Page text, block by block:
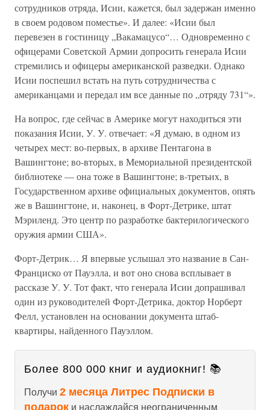
сотрудников отряда, Исии, кажется, был задержан именно
в своем родовом поместье». И далее: «Исии был
перевезен в гостиницу „Вакамацусо“… Одновременно с
офицерами Советской Армии допросить генерала Исии
стремились и офицеры американской разведки. Однако
Исии поспешил встать на путь сотрудничества с
американцами и передал им все данные по „отряду 731“».
На вопрос, где сейчас в Америке могут находиться эти
показания Исии, У. У. отвечает: «Я думаю, в одном из
четырех мест: во-первых, в архиве Пентагона в
Вашингтоне; во-вторых, в Мемориальной президентской
библиотеке — она тоже в Вашингтоне; в-третьих, в
Государственном архиве официальных документов, опять
же в Вашингтоне, и, наконец, в Форт-Детрике, штат
Мэриленд. Это центр по разработке бактерилогического
оружия армии США».
Форт-Детрик… Я впервые услышал это название в Сан-
Франциско от Пауэлла, и вот оно снова всплывает в
рассказе У. У. Тот факт, что генерала Исии допрашивал
один из руководителей Форт-Детрика, доктор Норберт
Фелл, установлен на основании документа штаб-
квартиры, найденного Пауэллом.
Более 800 000 книг и аудиокниг! 📚
Получи 2 месяца Литрес Подписки в
подарок и наслаждайся неограниченным